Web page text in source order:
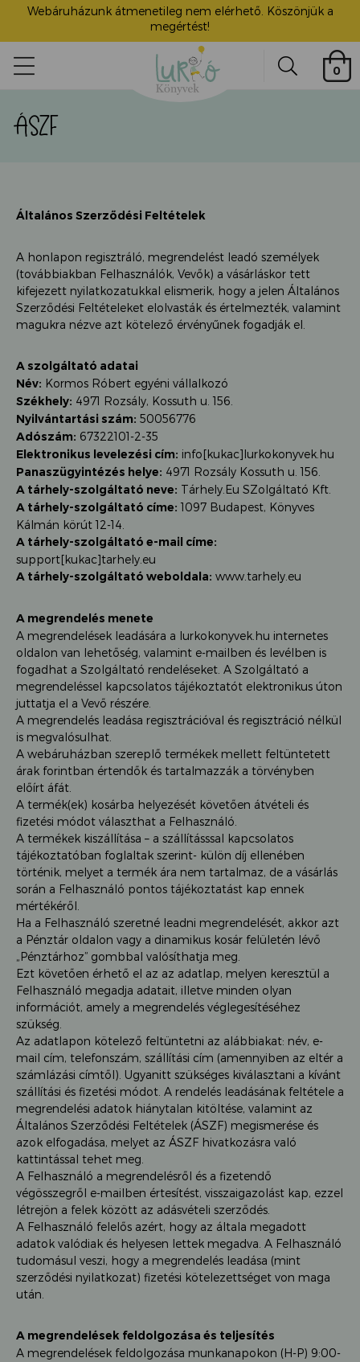
Webáruházunk átmenetileg nem elérhető. Köszönjük a
megértést!
Lurkó
Könyvek
ÁSZF
Általános Szerződési Feltételek
A honlapon regisztráló, megrendelést leadó személyek
(továbbiakban Felhasználók, Vevők) a vásárláskor tett
kifejezett nyilatkozatukkal elismerik, hogy a jelen Általános
Szerződési Feltételeket elolvasták és értelmezték, valamint
magukra nézve azt kötelező érvényűnek fogadják el.
A szolgáltató adatai
Név: Kormos Róbert egyéni vállalkozó
Székhely: 4971 Rozsály, Kossuth u. 156.
Nyilvántartási szám: 50056776
Adószám: 67322101-2-35
Elektronikus levelezési cím: info[kukac]lurkokonyvek.hu
Panaszügyintézés helye: 4971 Rozsály Kossuth u. 156.
A tárhely-szolgáltató neve: Tárhely.Eu SZolgáltató Kft.
A tárhely-szolgáltató címe: 1097 Budapest, Könyves
Kálmán körút 12-14.
A tárhely-szolgáltató e-mail címe:
support[kukac]tarhely.eu
A tárhely-szolgáltató weboldala: www.tarhely.eu
A megrendelés menete
A megrendelések leadására a lurkokonyvek.hu internetes
oldalon van lehetőség, valamint e-mailben és levélben is
fogadhat a Szolgáltató rendeléseket. A Szolgáltató a
megrendeléssel kapcsolatos tájékoztatót elektronikus úton
juttatja el a Vevő részére.
A megrendelés leadása regisztrációval és regisztráció nélkül
is megvalósulhat.
A webáruházban szereplő termékek mellett feltüntetett
árak forintban értendők és tartalmazzák a törvényben
előírt áfát.
A termék(ek) kosárba helyezését követően átvételi és
fizetési módot választhat a Felhasználó.
A termékek kiszállítása – a szállításssal kapcsolatos
tájékoztatóban foglaltak szerint- külön díj ellenében
történik, melyet a termék ára nem tartalmaz, de a vásárlás
során a Felhasználó pontos tájékoztatást kap ennek
mértékéről.
Ha a Felhasználó szeretné leadni megrendelését, akkor azt
a Pénztár oldalon vagy a dinamikus kosár felületén lévő
„Pénztárhoz” gombbal valósíthatja meg.
Ezt követően érhető el az az adatlap, melyen keresztül a
Felhasználó megadja adatait, illetve minden olyan
információt, amely a megrendelés véglegesítéséhez
szükség.
Az adatlapon kötelező feltüntetni az alábbiakat: név, e-
mail cím, telefonszám, szállítási cím (amennyiben az eltér a
számlázási címtől). Ugyanitt szükséges kiválasztani a kívánt
szállítási és fizetési módot. A rendelés leadásának feltétele a
megrendelési adatok hiánytalan kitöltése, valamint az
Általános Szerződési Feltételek (ÁSZF) megismerése és
azok elfogadása, melyet az ÁSZF hivatkozásra való
kattintással tehet meg.
A Felhasználó a megrendelésről és a fizetendő
végösszegről e-mailben értesítést, visszaigazolást kap, ezzel
létrejön a felek között az adásvételi szerződés.
A Felhasználó felelős azért, hogy az általa megadott
adatok valódiak és helyesen lettek megadva. A Felhasználó
tudomásul veszi, hogy a megrendelés leadása (mint
szerződési nyilatkozat) fizetési kötelezettséget von maga
után.
A megrendelések feldolgozása és teljesítés
A megrendelések feldolgozása munkanapokon (H-P) 9:00-
0